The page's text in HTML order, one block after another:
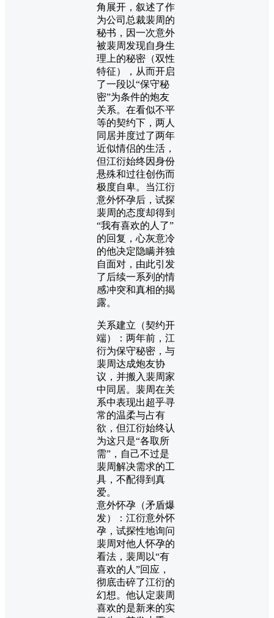
角展开，叙述了作
为公司总裁裴周的
秘书，因一次意外
被裴周发现自身生
理上的秘密（双性
特征），从而开启
了一段以“保守秘
密”为条件的炮友
关系。在看似不平
等的契约下，两人
同居并度过了两年
近似情侣的生活，
但江衍始终因身份
悬殊和过往创伤而
极度自卑。当江衍
意外怀孕后，试探
裴周的态度却得到
“我有喜欢的人了”
的回复，心灰意冷
的他决定隐瞒并独
自面对，由此引发
了后续一系列的情
感冲突和真相的揭
露。
关系建立（契约开
端）：两年前，江
衍为保守秘密，与
裴周达成炮友协
议，并搬入裴周家
中同居。裴周在关
系中表现出超乎寻
常的温柔与占有
欲，但江衍始终认
为这只是“各取所
需”，自己不过是
裴周解决需求的工
具，不配得到真
爱。
意外怀孕（矛盾爆
发）：江衍意外怀
孕，试探性地询问
裴周对他人怀孕的
看法，裴周以“有
喜欢的人”回应，
彻底击碎了江衍的
幻想。他认定裴周
喜欢的是新来的实